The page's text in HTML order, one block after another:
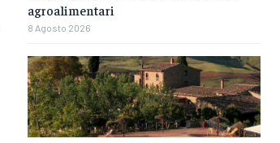
agroalimentari
8 Agosto 2026